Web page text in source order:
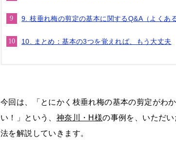
9. 枝垂れ梅の剪定の基本に関するQ&A（よくあ
10. まとめ：基本の3つを覚えれば、もう大丈夫
今回は、「とにかく枝垂れ梅の基本の剪定がわ
い！」という、 神奈川・H様の事例を、いただ
法を解説していきます。